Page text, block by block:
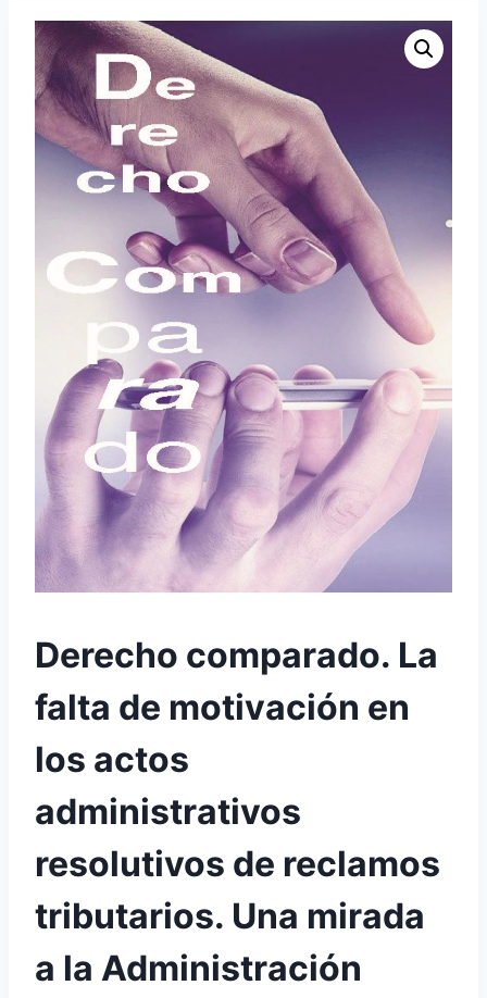
Derecho comparado. La
falta de motivación en
los actos
administrativos
resolutivos de reclamos
tributarios. Una mirada
a la Administración